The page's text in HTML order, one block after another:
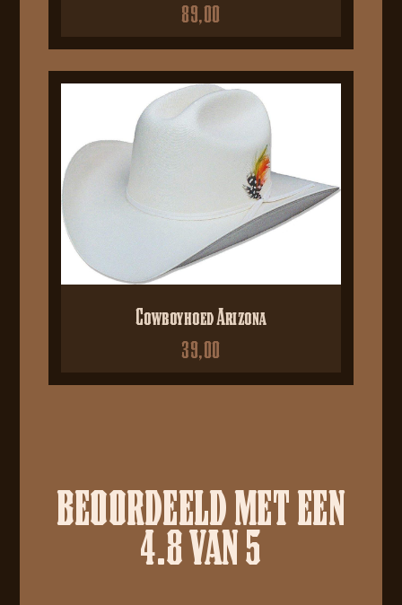
89,00
Cowboyhoed Arizona
39,00
BEOORDEELD MET EEN
4.8 VAN 5